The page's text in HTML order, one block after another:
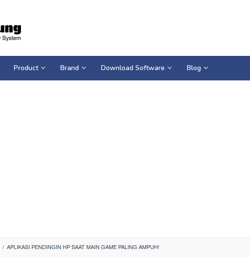
Product Brand Download Software Blog
/ APLIKASI PENDINGIN HP SAAT MAIN GAME PALING AMPUH!